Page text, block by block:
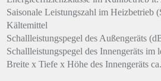
Saisonale Leistungszahl im Heizbetrieb
Kältemittel
Schallleistungspegel des Außengeräts
Schallleistungspegel des Innengeräts
Breite x Tiefe x Höhe des Innengeräts